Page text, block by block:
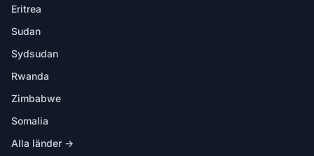
Eritrea
Sudan
Sydsudan
Rwanda
Zimbabwe
Somalia
Alla länder →